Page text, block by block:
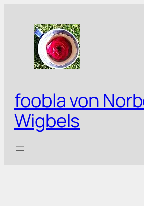
springen
foobla von
Wigbels